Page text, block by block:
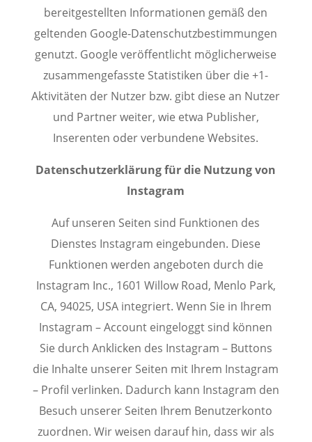
bereitgestellten Informationen gemäß den
geltenden Google-Datenschutzbestimmungen
genutzt. Google veröffentlicht möglicherweise
zusammengefasste Statistiken über die +1-
Aktivitäten der Nutzer bzw. gibt diese an Nutzer
und Partner weiter, wie etwa Publisher,
Inserenten oder verbundene Websites.
Datenschutzerklärung für die Nutzung von
Instagram
Auf unseren Seiten sind Funktionen des
Dienstes Instagram eingebunden. Diese
Funktionen werden angeboten durch die
Instagram Inc., 1601 Willow Road, Menlo Park,
CA, 94025, USA integriert. Wenn Sie in Ihrem
Instagram – Account eingeloggt sind können
Sie durch Anklicken des Instagram – Buttons
die Inhalte unserer Seiten mit Ihrem Instagram
– Profil verlinken. Dadurch kann Instagram den
Besuch unserer Seiten Ihrem Benutzerkonto
zuordnen. Wir weisen darauf hin, dass wir als